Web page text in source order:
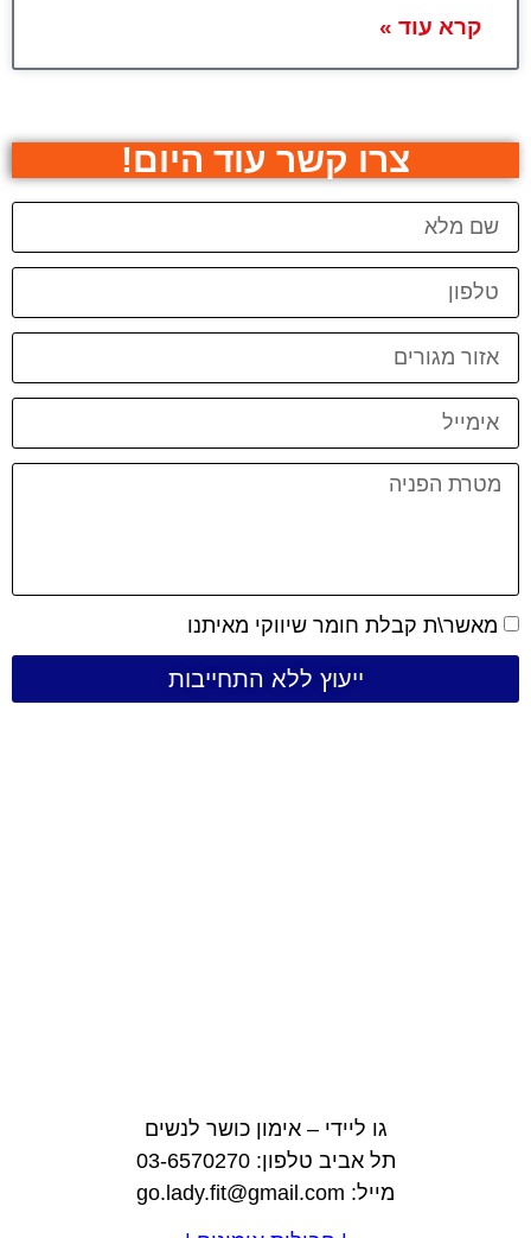
קרא עוד »
צרו קשר עוד היום!
מאשר\ת קבלת חומר שיווקי מאיתנו
ייעוץ ללא התחייבות
גו ליידי – אימון כושר לנשים
תל אביב טלפון: 03-6570270
מייל: go.lady.fit@gmail.com